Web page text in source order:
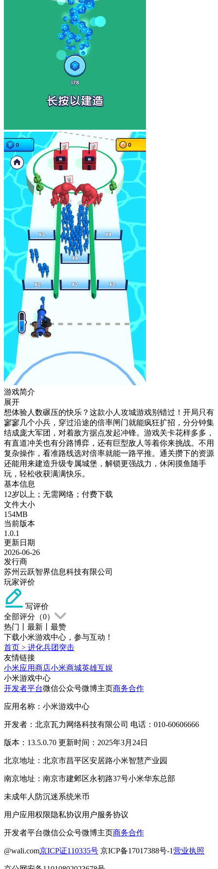
游戏简介
展开
想体验人数碾压的快乐？这款小人攻城游戏别错过！开局只有
寥寥几个小兵，穿过沿途的倍率闸门就能疯狂扩招，分分钟集
结成庞大军团，对着敌方据点发起冲锋。游戏关卡花样多多，
有直道冲关也有分路博弈，还有巨型敌人等着你来挑战。不用
复杂操作，看准路线选对倍率就能一路平推。通关攒下的资源
还能用来建造升级专属城堡，解锁更强战力，休闲摸鱼随手
玩，轻松收获满满快乐。
基本信息
12岁以上；无需网络；付费下载
文件大小
154MB
当前版本
1.0.1
更新日期
2026-06-26
发行商
苏州云跃智界信息科技有限公司
玩家评价
写评价
全部评分（0）
热门
最新
最赞
下载小米游戏中心，参与互动！
首页 > 进化兵团突击
友情链接
小米应用商店小米商城英雄互娱
小米游戏中心
开发者平台微信公众号微博主页商务合作
应用名称：小米游戏中心
开发者：北京瓦力网络科技有限公司 电话：010-60606666
版本：13.5.0.70 更新时间：2025年3月24日
北京地址：北京市昌平区安居路小米智慧产业园
南京地址：南京市建邺区永初路37号小米华东总部
未成年人防沉迷系统米币
用户应用权限隐私协议用户服务协议
开发者平台微信公众号微博主页商务合作
@wali.com京ICP证110335号 京ICP备17017388号-1营业执照